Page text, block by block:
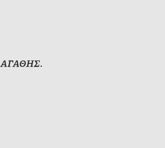
ΑΓΑΘΗΣ.